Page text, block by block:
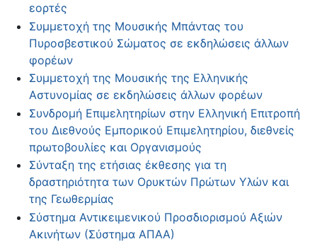
εορτές
Συμμετοχή της Μουσικής Μπάντας του
Πυροσβεστικού Σώματος σε εκδηλώσεις άλλων
φορέων
Συμμετοχή της Μουσικής της Ελληνικής
Αστυνομίας σε εκδηλώσεις άλλων φορέων
Συνδρομή Επιμελητηρίων στην Ελληνική Επιτροπή
του Διεθνούς Εμπορικού Επιμελητηρίου, διεθνείς
πρωτοβουλίες και Οργανισμούς
Σύνταξη της ετήσιας έκθεσης για τη
δραστηριότητα των Ορυκτών Πρώτων Υλών και
της Γεωθερμίας
Σύστημα Αντικειμενικού Προσδιορισμού Αξιών
Ακινήτων (Σύστημα ΑΠΑΑ)